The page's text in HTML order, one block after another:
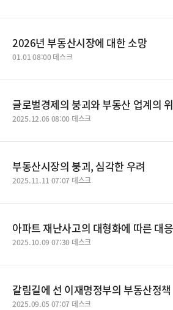
2026년 부동산시장에 대한 소망
01.01 08:00 데스크
글로벌경제의 붕괴와 부동산 업계의
2025.12.06 08:00 데스크
부동산시장의 붕괴, 심각한 우려
2025.11.11 07:07 데스크
아파트 재난사고의 대형화에 따른 대
2025.10.09 07:30 데스크
갈림길에 선 이재명정부의 부동산정책
2025.09.05 07:07 데스크